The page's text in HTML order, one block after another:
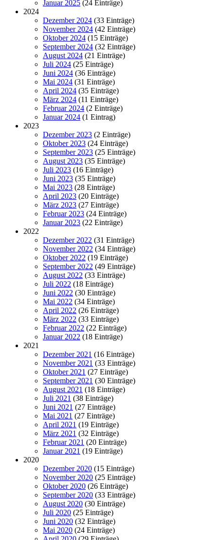
Januar 2025 (24 Einträge)
2024
Dezember 2024 (33 Einträge)
November 2024 (42 Einträge)
Oktober 2024 (15 Einträge)
September 2024 (32 Einträge)
August 2024 (21 Einträge)
Juli 2024 (25 Einträge)
Juni 2024 (36 Einträge)
Mai 2024 (31 Einträge)
April 2024 (35 Einträge)
März 2024 (11 Einträge)
Februar 2024 (2 Einträge)
Januar 2024 (1 Eintrag)
2023
Dezember 2023 (2 Einträge)
Oktober 2023 (24 Einträge)
September 2023 (25 Einträge)
August 2023 (35 Einträge)
Juli 2023 (16 Einträge)
Juni 2023 (35 Einträge)
Mai 2023 (28 Einträge)
April 2023 (20 Einträge)
März 2023 (27 Einträge)
Februar 2023 (24 Einträge)
Januar 2023 (22 Einträge)
2022
Dezember 2022 (31 Einträge)
November 2022 (34 Einträge)
Oktober 2022 (19 Einträge)
September 2022 (49 Einträge)
August 2022 (33 Einträge)
Juli 2022 (18 Einträge)
Juni 2022 (30 Einträge)
Mai 2022 (34 Einträge)
April 2022 (26 Einträge)
März 2022 (33 Einträge)
Februar 2022 (22 Einträge)
Januar 2022 (18 Einträge)
2021
Dezember 2021 (16 Einträge)
November 2021 (33 Einträge)
Oktober 2021 (27 Einträge)
September 2021 (30 Einträge)
August 2021 (18 Einträge)
Juli 2021 (38 Einträge)
Juni 2021 (27 Einträge)
Mai 2021 (27 Einträge)
April 2021 (19 Einträge)
März 2021 (32 Einträge)
Februar 2021 (20 Einträge)
Januar 2021 (19 Einträge)
2020
Dezember 2020 (15 Einträge)
November 2020 (25 Einträge)
Oktober 2020 (26 Einträge)
September 2020 (33 Einträge)
August 2020 (30 Einträge)
Juli 2020 (25 Einträge)
Juni 2020 (32 Einträge)
Mai 2020 (24 Einträge)